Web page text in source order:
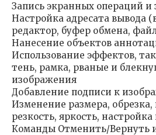
Запись экранных операций и
Настройка адресата вывода
редактор, буфер обмена,
Нанесение объектов
Использование эффектов,
тень, рамка, рваные и
изображения
Добавление подписи к
Изменение размера,
резкость, яркость,
Команды Отменить/Вернуть